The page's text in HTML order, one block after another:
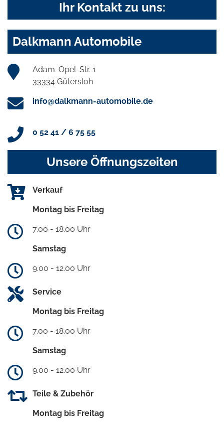
Ihr Kontakt zu uns:
Dalkmann Automobile
Adam-Opel-Str. 1
33334 Gütersloh
info@dalkmann-automobile.de
0 52 41 / 6 75 55
Unsere Öffnungszeiten
Verkauf
Montag bis Freitag
7.00 - 18.00 Uhr
Samstag
9.00 - 12.00 Uhr
Service
Montag bis Freitag
7.00 - 18.00 Uhr
Samstag
9.00 - 12.00 Uhr
Teile & Zubehör
Montag bis Freitag